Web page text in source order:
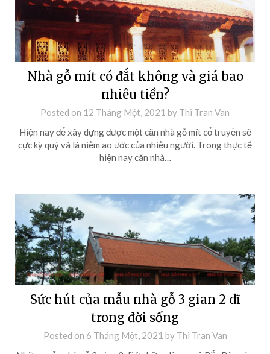
Nhà gỗ mít có đắt không và giá bao
nhiêu tiền?
Posted on 12 Tháng Một, 2021 by Thi Tran Van
Hiện nay để xây dựng được một căn nhà gỗ mít cổ truyền sẽ
cực kỳ quý và là niềm ao ước của nhiều người. Trong thực tế
hiện nay căn nhà…
Sức hút của mẫu nhà gỗ 3 gian 2 dĩ
trong đời sống
Posted on 6 Tháng Một, 2021 by Thi Tran Van